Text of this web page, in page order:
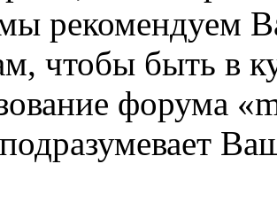
рекомендуем
чтобы быть в
форума